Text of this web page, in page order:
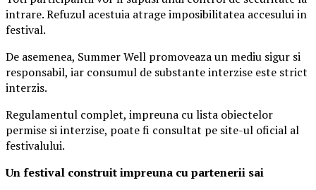
intrare. Refuzul acestuia atrage imposibilitatea accesului in
festival.
De asemenea, Summer Well promoveaza un mediu sigur si
responsabil, iar consumul de substante interzise este strict
interzis.
Regulamentul complet, impreuna cu lista obiectelor
permise si interzise, poate fi consultat pe site-ul oficial al
festivalului.
Un festival construitimpreuna cu partenerii sai